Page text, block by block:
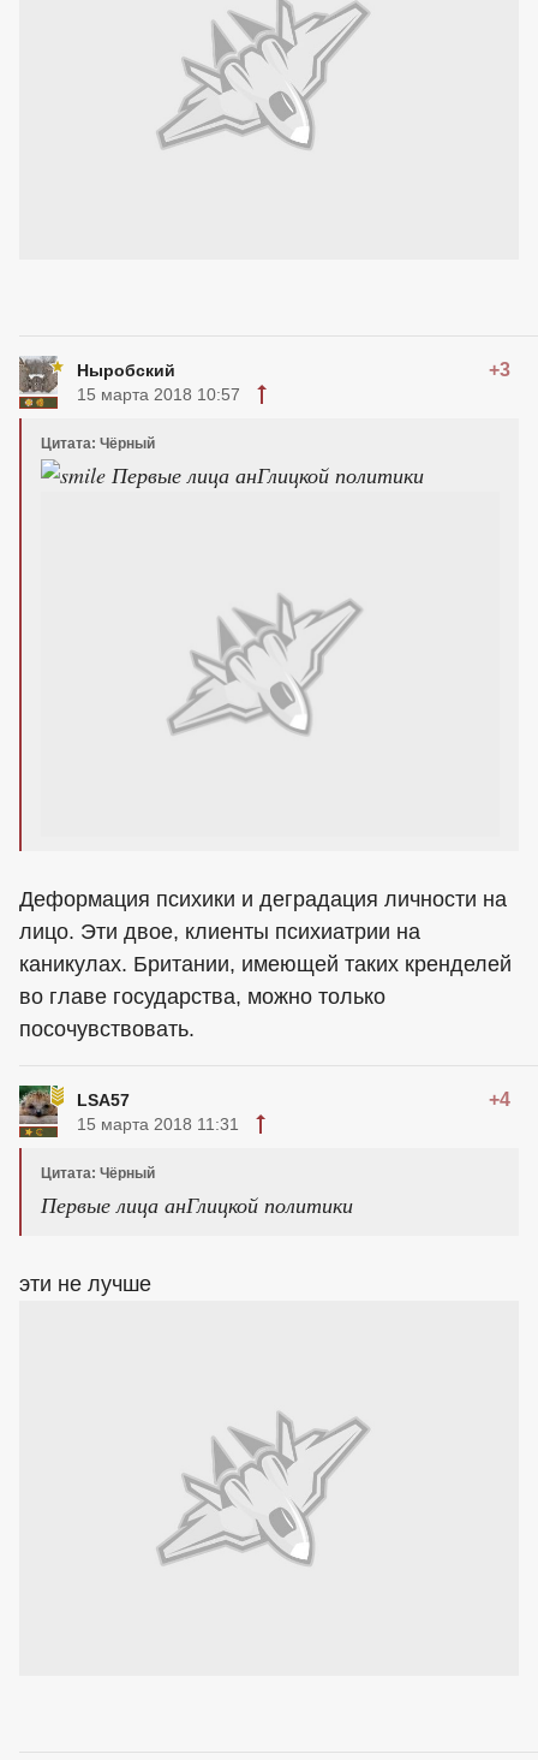
Ныробский +3
15 марта 2018 10:57
Цитата: Чёрный
Первые лица анГлицкой политики
Деформация психики и деградация личности на
лицо. Эти двое, клиенты психиатрии на
каникулах. Британии, имеющей таких кренделей
во главе государства, можно только
посочувствовать.
LSA57 +4
15 марта 2018 11:31
Цитата: Чёрный
Первые лица анГлицкой политики
эти не лучше